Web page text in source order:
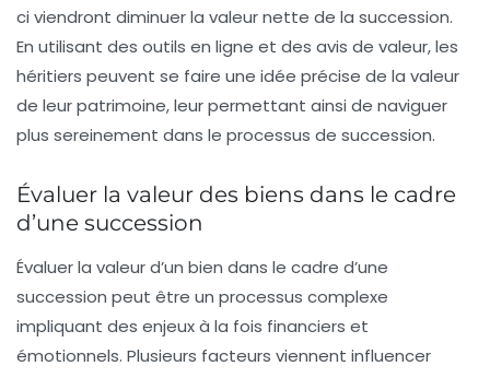
ci viendront diminuer la valeur nette de la succession.
En utilisant des outils en ligne et des avis de valeur, les
héritiers peuvent se faire une idée précise de la valeur
de leur patrimoine, leur permettant ainsi de naviguer
plus sereinement dans le processus de succession.
Évaluer la valeur des biens dans le cadre
d’une succession
Évaluer la valeurd’un bien dans le cadre d’une
succession peut être un processus complexe
impliquant des enjeux à la fois financiers et
émotionnels. Plusieurs facteurs viennent influencer